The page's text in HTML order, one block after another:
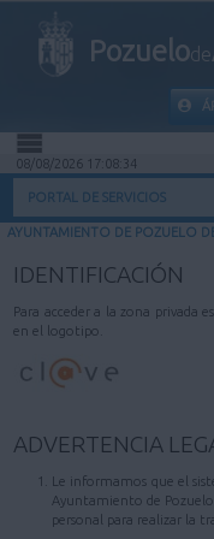
Pozuelode
MI
08/08/2026 17:08:34
PORTAL DE SERVICIOS
AYUNTAMIENTO DE POZUELO
IDENTIFICACIÓN
Para acceder a la zona privada
en el logotipo.
ADVERTENCIA
Le informamos que el
Ayuntamiento de
personal para realizar la